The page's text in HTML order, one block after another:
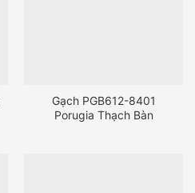
Gạch PGB612-8401
Porugia Thạch Bàn